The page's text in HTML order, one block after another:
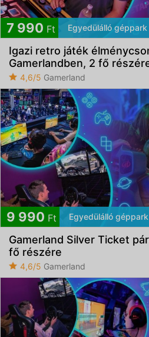
7 990 Ft Egyedülálló
Igazi retro játék
Gamerlandben, 2 fő
4,6/5 Gamerland
9 990 Ft Egyedülálló
Gamerland Silver Ticket
fő részére
4,6/5 Gamerland